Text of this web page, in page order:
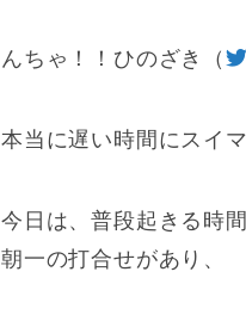
んちゃ！！ひのざき（
本当に遅い時間にスイマ
今日は、普段起きる時間
朝一の打合せがあり、